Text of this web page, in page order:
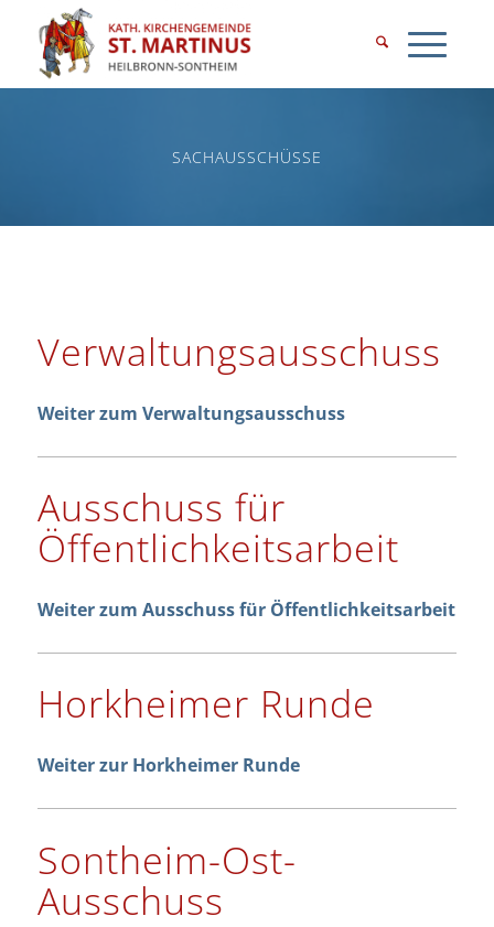
SACHAUSSCHÜSSE
Verwaltungsausschuss
Weiter zum Verwaltungsausschuss
Ausschuss für
Öffentlichkeitsarbeit
Weiter zum Ausschuss für Öffentlichkeitsarbeit
Horkheimer Runde
Weiter zur Horkheimer Runde
Sontheim-Ost-
Ausschuss